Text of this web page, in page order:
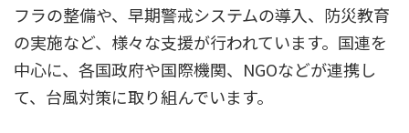
フラの整備や、早期警戒システムの導入、防災教育
の実施など、様々な支援が行われています。国連を
中心に、各国政府や国際機関、NGOなどが連携し
て、台風対策に取り組んでいます。